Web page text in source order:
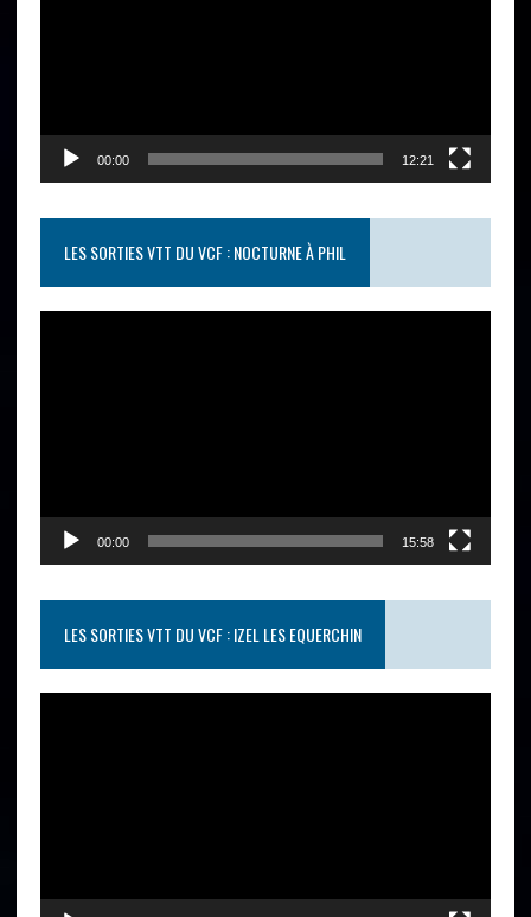
00:00 12:21
LES SORTIES VTT DU VCF : NOCTURNE À PHIL
00:00 15:58
LES SORTIES VTT DU VCF : IZEL LES EQUERCHIN